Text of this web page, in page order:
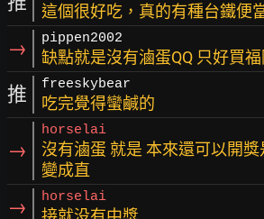
這個很好吃，真的有種台鐵便
→ pippen2002
缺點就是沒有滷蛋QQ 只好買
推 freeskybear
吃完覺得蠻鹹的
→
horselai
沒有滷蛋 就是 本來還可以開
變成直
→ horselai